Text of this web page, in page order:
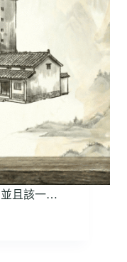
並且該一…